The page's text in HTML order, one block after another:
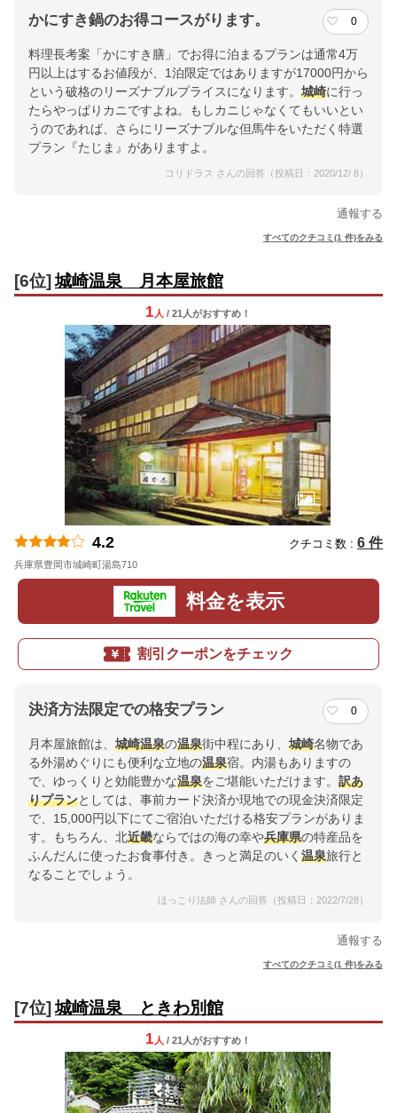
かにすき鍋のお得コースがります。 0
料理長考案「かにすき膳」でお得に泊まるプランは通常4万
円以上はするお値段が、1泊限定ではありますが17000円から
という破格のリーズナブルプライスになります。 城崎に行っ
たらやっぱりカニですよね。もしカニじゃなくてもいいとい
うのであれば、さらにリーズナブルな但馬牛をいただく特選
プラン『たじま』がありますよ。
コリドラス さんの回答（投稿日：2020/12/ 8）
通報する
すべてのクチコミ(1 件)をみる
[6位] 城崎温泉 月本屋旅館
1 人 / 21人がおすすめ！
4.2 クチコミ数 : 6 件
兵庫県豊岡市城崎町湯島710
料金を表示
割引クーポンをチェック
決済方法限定での格安プラン 0
月本屋旅館は、 城崎温泉の温泉街中程にあり、 城崎名物であ
る外湯めぐりにも便利な立地の温泉宿。内湯もありますの
で、ゆっくりと効能豊かな温泉をご堪能いただけます。 訳あ
りプランとしては、事前カード決済か現地での現金決済限定
で、15,000円以下にてご宿泊いただける格安プランがありま
す。もちろん、北近畿ならではの海の幸や兵庫県の特産品を
ふんだんに使ったお食事付き。きっと満足のいく 温泉旅行と
なることでしょう。
ほっこり法師 さんの回答（投稿日：2022/7/28）
通報する
すべてのクチコミ(1 件)をみる
[7位] 城崎温泉 ときわ別館
1 人 / 21人がおすすめ！